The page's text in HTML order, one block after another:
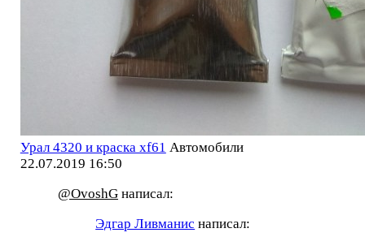
Урал 4320 и краска xf61 Автомобили
22.07.2019 16:50
@OvoshGнаписал:
Эдгар Ливманис написал: